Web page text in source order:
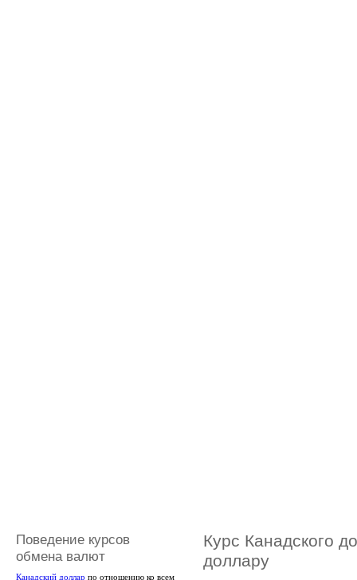
Поведение курсов
обмена валют
Канадский доллар по отношению ко всем
Курс Канадского
доллару